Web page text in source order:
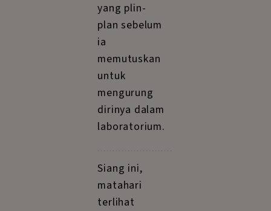
yang plin-
plan sebelum
ia
memutuskan
untuk
mengurung
dirinya dalam
laboratorium.
Siang ini,
matahari
terlihat